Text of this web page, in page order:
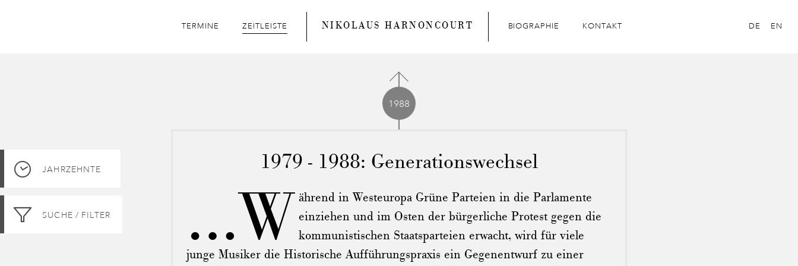
TERMINE ZEITLEISTE NIKOLAUS HARNONCOURT BIOGRAPHIE KONTAKT DE EN
JAHRZEHNTE
SUCHE / FILTER
1988
1979 - 1988: Generationswechsel
…W
ährend in Westeuropa Grüne Parteien in die Parlamente
einziehen und im Osten der bürgerliche Protest gegen die
kommunistischen Staatsparteien erwacht, wird für viele
junge Musiker die Historische Aufführungspraxis ein Gegenentwurf zu einer